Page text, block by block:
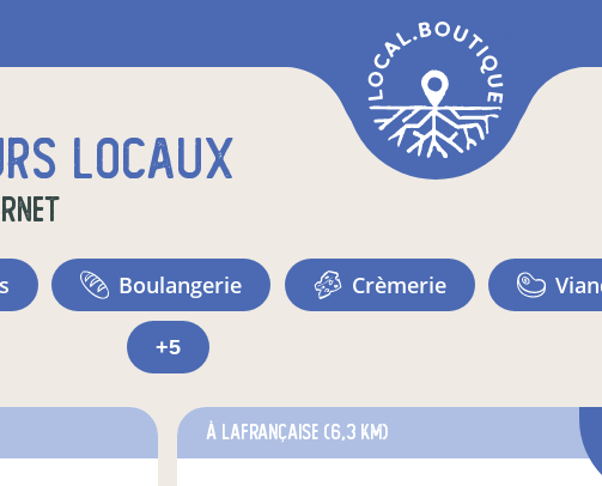
locaux
boulangerie crèmerie
+5
à Lafrançaise (6,3 km)